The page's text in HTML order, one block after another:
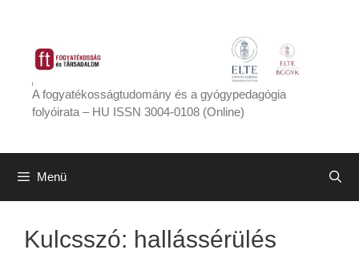
tartalomba
A fogyatékosságtudomány és a gyógypedagógia
folyóirata – HU ISSN 3004-0108 (Online)
Menü
Kulcsszó: hallássérülés